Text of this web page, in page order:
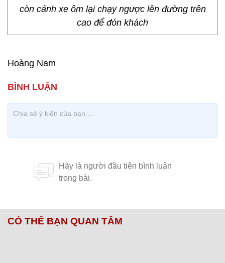
còn cánh xe ôm lại chạy ngược lên đường trên
cao để đón khách
Hoàng Nam
CÓ THỂ BẠN QUAN TÂM